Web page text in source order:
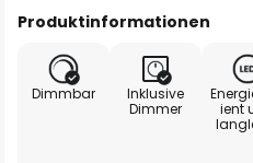
Produktinformationen
Dimmbar
Inklusive
Dimmer
ient